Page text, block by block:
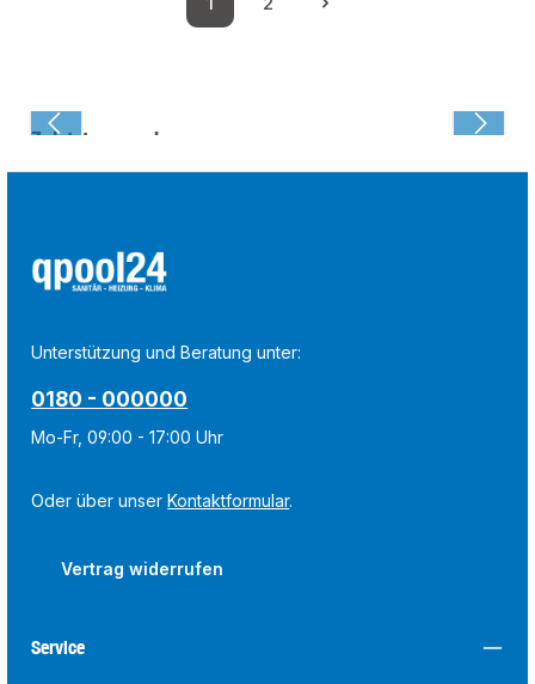
Seite Seite
Zuletzt angesehen:
Unterstützung und Beratung unter:
0180 - 000000
Mo-Fr, 09:00 - 17:00 Uhr
Oder über unserKontaktformular.
Vertrag widerrufen
Service